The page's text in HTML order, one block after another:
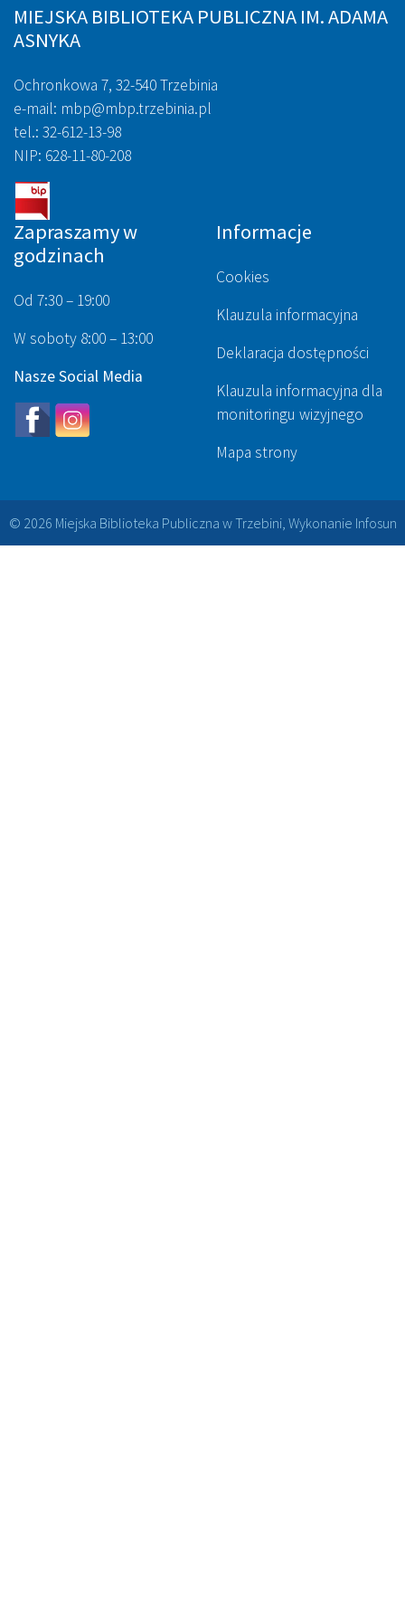
MIEJSKA BIBLIOTEKA PUBLICZNA IM. ADAMA
ASNYKA
Ochronkowa 7, 32-540 Trzebinia
e-mail: mbp@mbp.trzebinia.pl
tel.: 32-612-13-98
NIP: 628-11-80-208
Zapraszamy w
godzinach
Od 7:30 – 19:00
W soboty 8:00 – 13:00
Nasze Social Media
Informacje
Cookies
Klauzula informacyjna
Deklaracja dostępności
Klauzula informacyjna dla
monitoringu wizyjnego
Mapa strony
© 2026 Miejska Biblioteka Publiczna w Trzebini, Wykonanie Infosun